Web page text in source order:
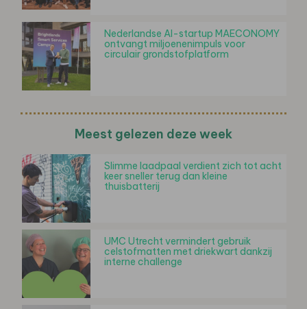
Nederlandse AI-startup MAECONOMY
ontvangt miljoenenimpuls voor
circulair grondstofplatform
Meest gelezen deze week
Slimme laadpaal verdient zich tot acht
keer sneller terug dan kleine
thuisbatterij
UMC Utrecht vermindert gebruik
celstofmatten met driekwart dankzij
interne challenge